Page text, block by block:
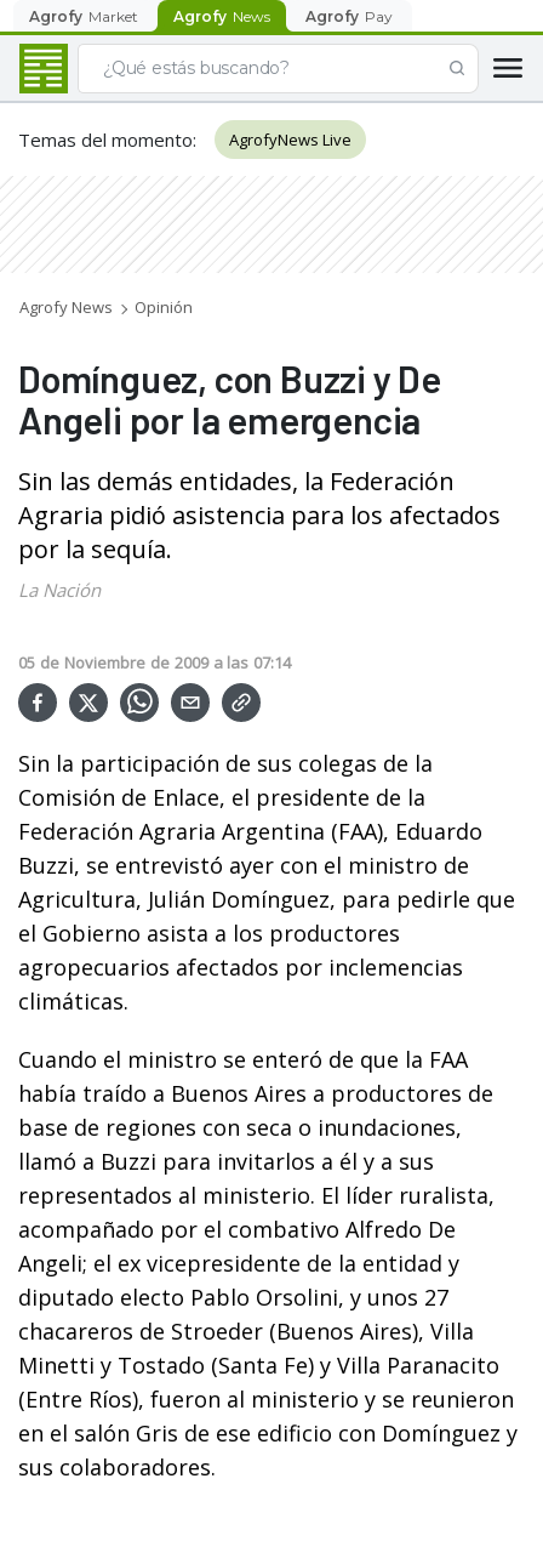
Agrofy Market Agrofy News Agrofy Pay
Temas del momento: AgrofyNews Live
Agrofy News Opinión
Domínguez, con Buzzi y De
Angeli por la emergencia
Sin las demás entidades, la Federación
Agraria pidió asistencia para los afectados
por la sequía.
La Nación
05 de Noviembre de 2009 a las 07:14
Sin la participación de sus colegas de la
Comisión de Enlace, el presidente de la
Federación Agraria Argentina (FAA), Eduardo
Buzzi, se entrevistó ayer con el ministro de
Agricultura, Julián Domínguez, para pedirle que
el Gobierno asista a los productores
agropecuarios afectados por inclemencias
climáticas.
Cuando el ministro se enteró de que la FAA
había traído a Buenos Aires a productores de
base de regiones con seca o inundaciones,
llamó a Buzzi para invitarlos a él y a sus
representados al ministerio. El líder ruralista,
acompañado por el combativo Alfredo De
Angeli; el ex vicepresidente de la entidad y
diputado electo Pablo Orsolini, y unos 27
chacareros de Stroeder (Buenos Aires), Villa
Minetti y Tostado (Santa Fe) y Villa Paranacito
(Entre Ríos), fueron al ministerio y se reunieron
en el salón Gris de ese edificio con Domínguez y
sus colaboradores.